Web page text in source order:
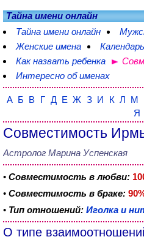
Тайна имени онлайн
Тайна имени онлайн
Женские имена
Как назвать ребенка
Интересно об именах
А Б В Г Д Е Ж З И К Л М
Я
Совместимость
Астролог Марина Успенская
• Совместимость в любви:
• Совместимость в браке:
• Тип отношений: Иголка и
О типе